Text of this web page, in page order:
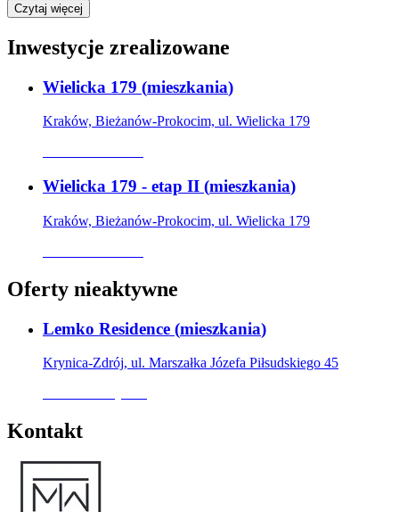
Czytaj więcej
Inwestycje zrealizowane
Wielicka 179 (mieszkania)
Kraków, Bieżanów-Prokocim, ul. Wielicka 179
Wielicka 179 - etap II (mieszkania)
Kraków, Bieżanów-Prokocim, ul. Wielicka 179
Oferty nieaktywne
Lemko Residence (mieszkania)
Krynica-Zdrój, ul. Marszałka Józefa Piłsudskiego 45
Kontakt